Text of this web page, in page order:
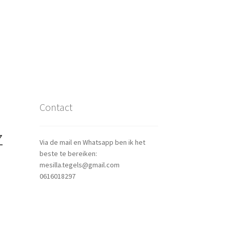
Contact
Via de mail en Whatsapp ben ik het
beste te bereiken:
mesilla.tegels@gmail.com
0616018297